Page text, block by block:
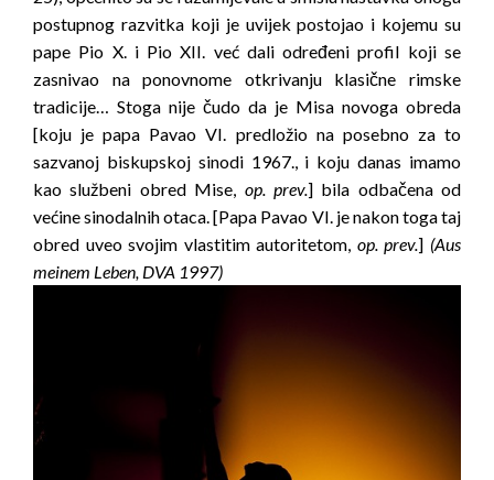
postupnog razvitka koji je uvijek postojao i kojemu su
pape Pio X. i Pio XII. već dali određeni profil koji se
zasnivao na ponovnome otkrivanju klasične rimske
tradicije… Stoga nije čudo da je Misa novoga obreda
[koju je papa Pavao VI. predložio na posebno za to
sazvanoj biskupskoj sinodi 1967., i koju danas imamo
kao službeni obred Mise, op. prev.] bila odbačena od
većine sinodalnih otaca. [Papa Pavao VI. je nakon toga taj
obred uveo svojim vlastitim autoritetom, op. prev.] (Aus
meinem Leben, DVA 1997)